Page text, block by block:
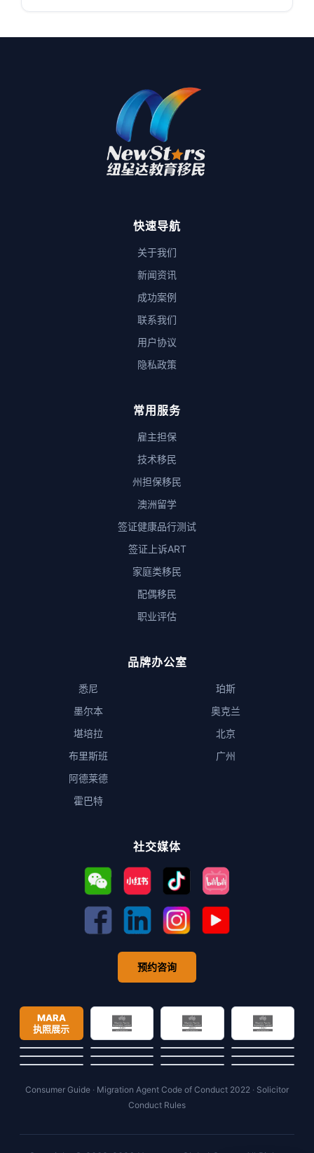
快速导航
关于我们
新闻资讯
成功案例
联系我们
用户协议
隐私政策
常用服务
雇主担保
技术移民
州担保移民
澳洲留学
签证健康品行测试
签证上诉ART
家庭类移民
配偶移民
职业评估
品牌办公室
悉尼
墨尔本
堪培拉
布里斯班
阿德莱德
霍巴特
珀斯
奥克兰
北京
广州
社交媒体
预约咨询
MARA
执照展示
Consumer Guide · Migration Agent Code of Conduct 2022 · Solicitor
Conduct Rules